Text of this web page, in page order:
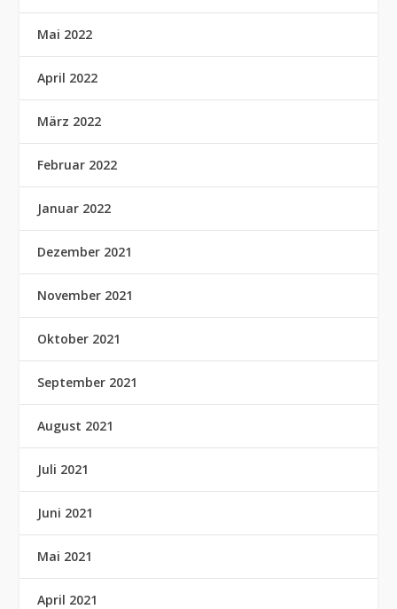
Mai 2022
April 2022
März 2022
Februar 2022
Januar 2022
Dezember 2021
November 2021
Oktober 2021
September 2021
August 2021
Juli 2021
Juni 2021
Mai 2021
April 2021